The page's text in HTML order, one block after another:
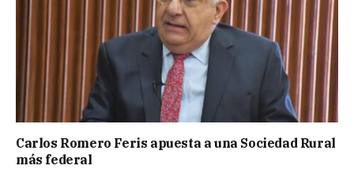
Carlos Romero Feris apuesta a una Sociedad Rural
más federal